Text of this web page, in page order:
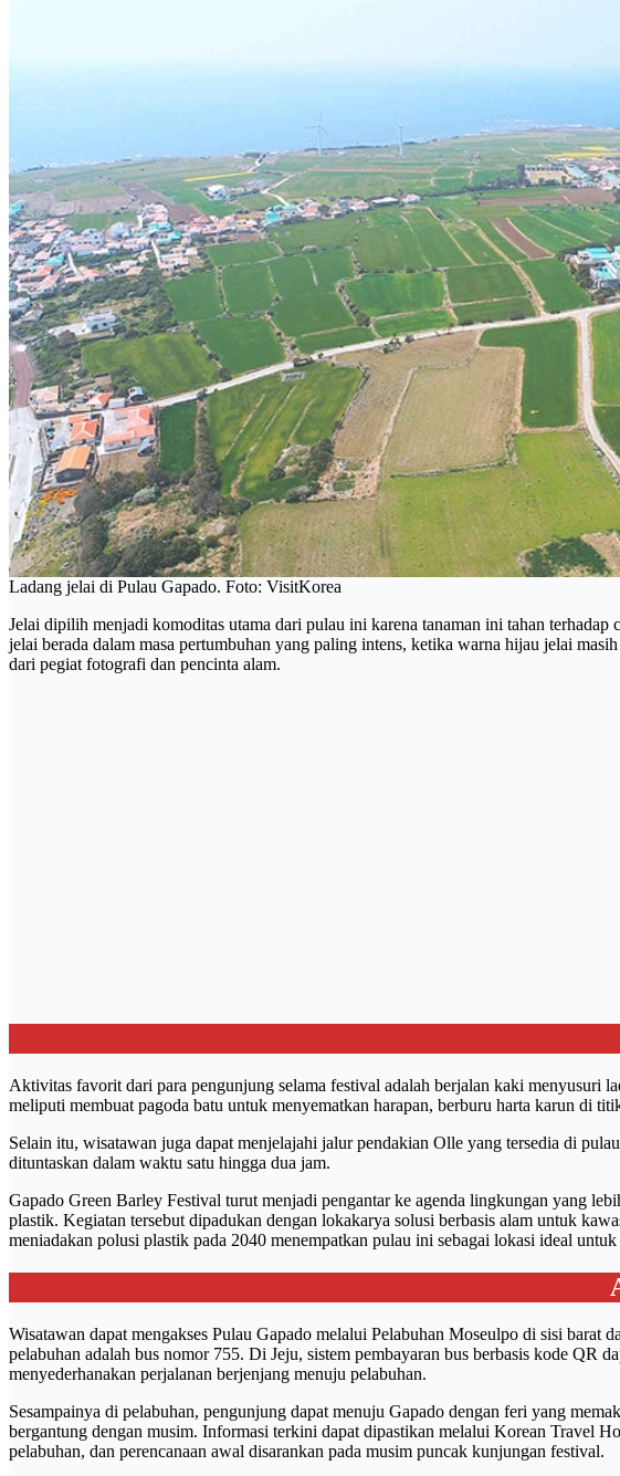
Ladang jelai di Pulau Gapado. Foto: VisitKorea
Jelai dipilih menjadi komoditas utama dari pulau ini karena tanaman ini tahan
jelai berada dalam masa pertumbuhan yang paling intens, ketika warna hijau jelai
dari pegiat fotografi dan pencinta alam.
Aktivitas favorit dari para pengunjung selama festival adalah berjalan kaki menyusuri
meliputi membuat pagoda batu untuk menyematkan harapan, berburu harta karun di
Selain itu, wisatawan juga dapat menjelajahi jalur pendakian Olle yang tersedia di
dituntaskan dalam waktu satu hingga dua jam.
Gapado Green Barley Festival turut menjadi pengantar ke agenda lingkungan yang
plastik. Kegiatan tersebut dipadukan dengan lokakarya solusi berbasis alam untuk
meniadakan polusi plastik pada 2040 menempatkan pulau ini sebagai lokasi ideal
Wisatawan dapat mengakses Pulau Gapado melalui Pelabuhan Moseulpo di sisi barat
pelabuhan adalah bus nomor 755. Di Jeju, sistem pembayaran bus berbasis kode QR
menyederhanakan perjalanan berjenjang menuju pelabuhan.
Sesampainya di pelabuhan, pengunjung dapat menuju Gapado dengan feri yang
bergantung dengan musim. Informasi terkini dapat dipastikan melalui Korean Travel
pelabuhan, dan perencanaan awal disarankan pada musim puncak kunjungan festival.